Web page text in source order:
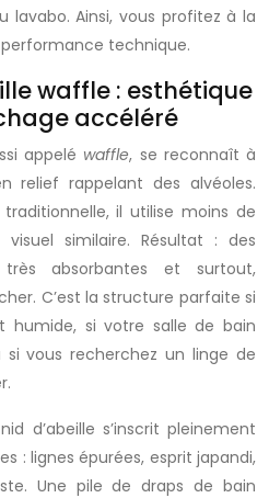
lavabo. Ainsi, vous profitez à la
technique.
waffle : esthétique
accéléré
appelé waffle, se reconnaît à
relief rappelant des alvéoles.
il utilise moins de
similaire. Résultat : des
absorbantes et surtout,
C’est la structure parfaite si
humide, si votre salle de bain
vous recherchez un linge de
d’abeille s’inscrit pleinement
: lignes épurées, esprit japandi,
Une pile de draps de bain